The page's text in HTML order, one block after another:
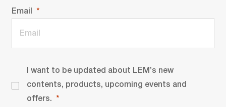
Email
I want to be updated about LEM’s new
contents, products, upcoming events and
offers.